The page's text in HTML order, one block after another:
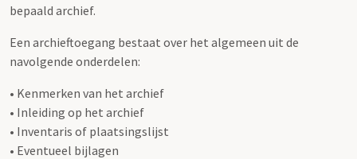
bepaald archief.
Een archieftoegang bestaat over het algemeen uit de
navolgende onderdelen:
• Kenmerken van het archief
• Inleiding op het archief
• Inventaris of plaatsingslijst
• Eventueel bijlagen